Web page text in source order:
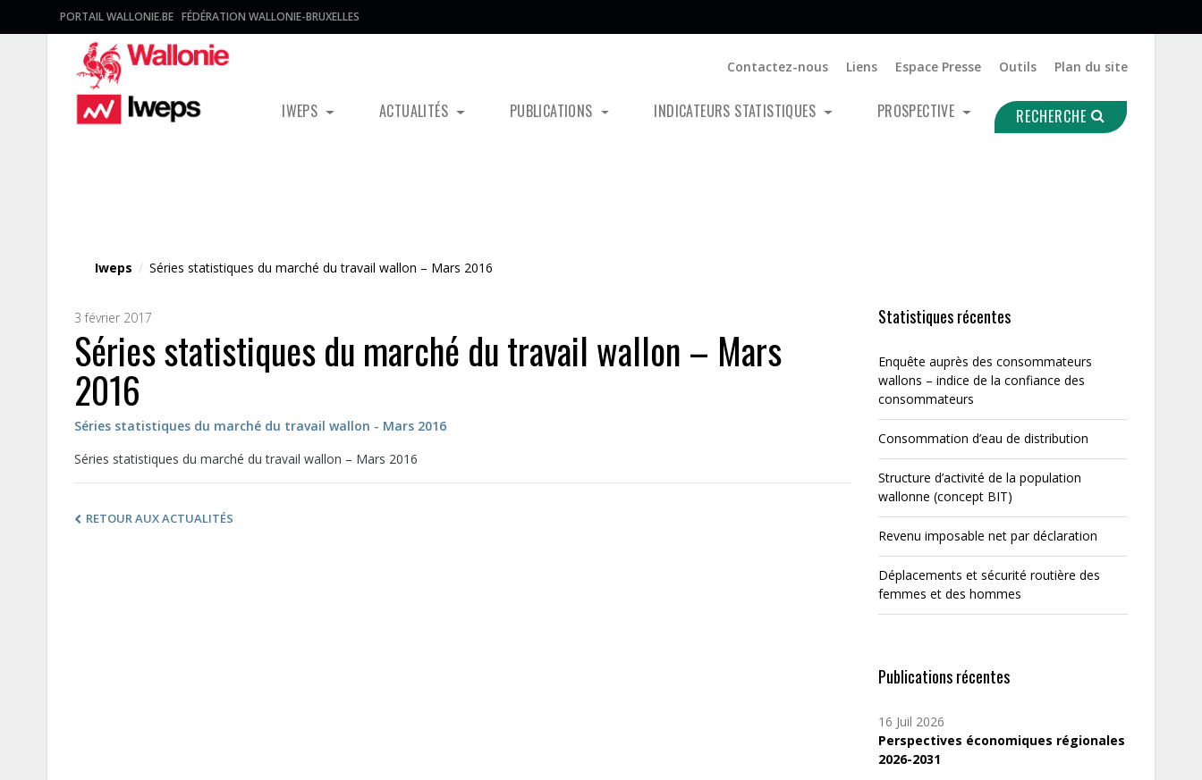
PORTAIL WALLONIE.BE FÉDÉRATION WALLONIE-BRUXELLES
Contactez-nous Liens Espace Presse Outils Plan du site
IWEPS ACTUALITÉS PUBLICATIONS INDICATEURS STATISTIQUES PROSPECTIVE RECHERCHE
Iweps / Séries statistiques du marché du travail wallon – Mars 2016
3 février 2017
Séries statistiques du marché du travail wallon – Mars
2016
Séries statistiques du marché du travail wallon - Mars 2016
Séries statistiques du marché du travail wallon – Mars 2016
RETOUR AUX ACTUALITÉS
Statistiques récentes
Enquête auprès des consommateurs
wallons – indice de la confiance des
consommateurs
Consommation d’eau de distribution
Structure d’activité de la population
wallonne (concept BIT)
Revenu imposable net par déclaration
Déplacements et sécurité routière des
femmes et des hommes
Publications récentes
16 Juil 2026
Perspectives économiques régionales
2026-2031